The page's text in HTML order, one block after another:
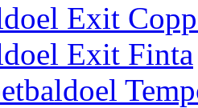
Exit
Exit Finta